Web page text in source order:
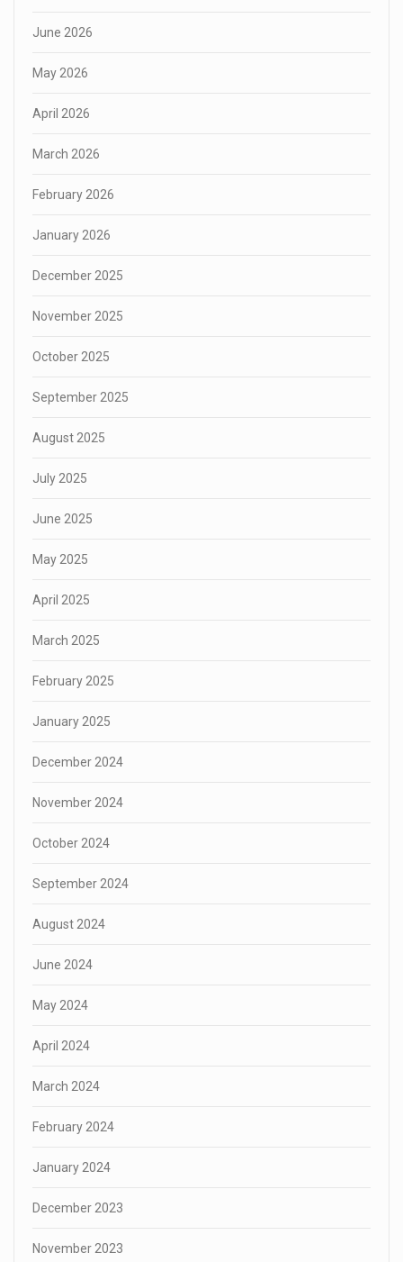
June 2026
May 2026
April 2026
March 2026
February 2026
January 2026
December 2025
November 2025
October 2025
September 2025
August 2025
July 2025
June 2025
May 2025
April 2025
March 2025
February 2025
January 2025
December 2024
November 2024
October 2024
September 2024
August 2024
June 2024
May 2024
April 2024
March 2024
February 2024
January 2024
December 2023
November 2023